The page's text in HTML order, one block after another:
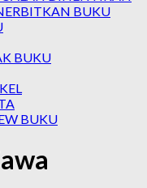
BUKU
BUKU
BUKU